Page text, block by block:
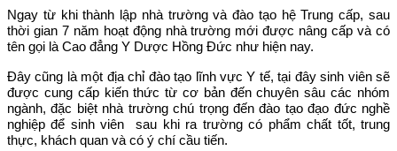
Ngay từ khi thành lập nhà trường và đào tạo hệ Trung cấp, sau
thời gian 7 năm hoạt động nhà trường mới được nâng cấp và có
tên gọi là Cao đẳng Y Dược Hồng Đức như hiện nay.
Đây cũng là một địa chỉ đào tạo lĩnh vực Y tế, tại đây sinh viên sẽ
được cung cấp kiến thức từ cơ bản đến chuyên sâu các nhóm
ngành, đặc biệt nhà trường chú trọng đến đào tạo đạo đức nghề
nghiệp để sinh viên sau khi ra trường có phẩm chất tốt, trung
thực, khách quan và có ý chí cầu tiến.